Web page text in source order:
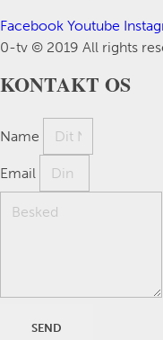
Facebook Youtube
0-tv © 2019 All rights
KONTAKT OS
Name
Email
SEND